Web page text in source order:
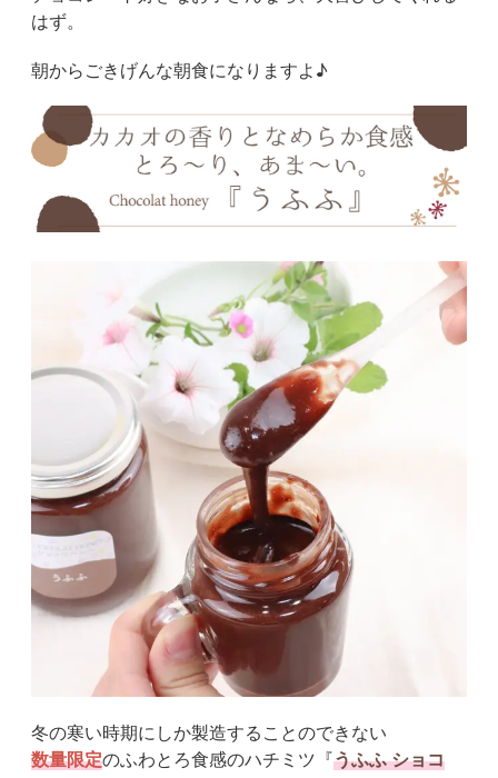
はず。
朝からごきげんな朝食になりますよ♪
冬の寒い時期にしか製造することのできない
数量限定のふわとろ食感のハチミツ『うふふ ショコ